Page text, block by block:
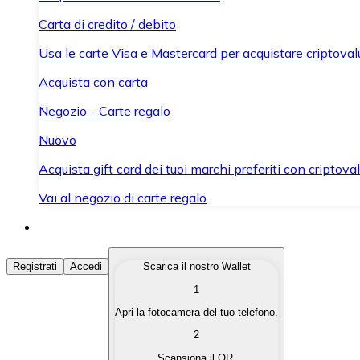
Carta di credito / debito
Usa le carte Visa e Mastercard per acquistare
Acquista con carta
Negozio - Carte regalo
Nuovo
Acquista gift card dei tuoi marchi preferiti con
Vai al negozio di carte regalo
Acquista Criptovalute
Acquista le criptovalute che ti interessano in modo
Converti le tue criptovalute in valuta fiat quando ne hai
Registrati Accedi
Scarica il nostro Wallet
1
Apri la fotocamera del tuo telefono.
2